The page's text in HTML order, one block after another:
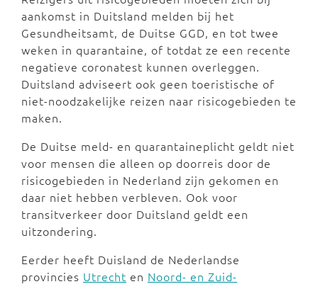
aankomst in Duitsland melden bij het
Gesundheitsamt, de Duitse GGD, en tot twee
weken in quarantaine, of totdat ze een recente
negatieve coronatest kunnen overleggen.
Duitsland adviseert ook geen toeristische of
niet-noodzakelijke reizen naar risicogebieden te
maken.
De Duitse meld- en quarantaineplicht geldt niet
voor mensen die alleen op doorreis door de
risicogebieden in Nederland zijn gekomen en
daar niet hebben verbleven. Ook voor
transitverkeer door Duitsland geldt een
uitzondering.
Eerder heeft Duisland de Nederlandse
provincies Utrecht en Noord- en Zuid-